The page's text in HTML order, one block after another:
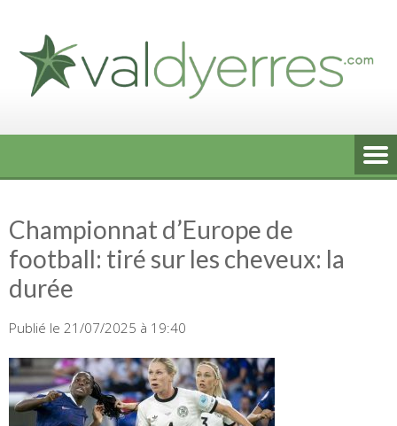
content
Championnat d’Europe de
football: tiré sur les cheveux: la
durée
Publié le 21/07/2025 à 19:40